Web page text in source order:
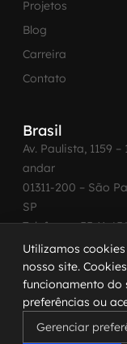
Projetos
Blog
Carreira
Contato
Brasil
Av. Paulista, 1159 –
andar
01311-200 – São
SP
Telefone: +55 11
2600
© 2026
Termo de Uso |
Utilizamos
nosso site.
funcionamento do
preferências ou
Gerenciar